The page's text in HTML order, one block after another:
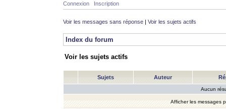
Connexion Inscription
Voir les messages sans réponse | Voir les sujets actifs
Index du forum
Voir les sujets actifs
Sujets Auteur
Aucun
Afficher les messages